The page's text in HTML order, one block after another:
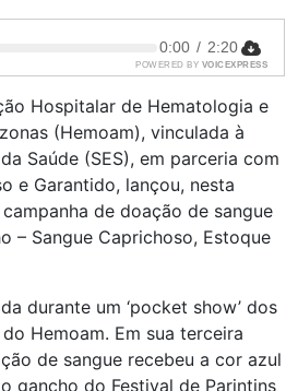
0:00 / 2:20
POWERED BY VOICEXPRESS
Hospitalar de Hematologia e
(Hemoam), vinculada à
Saúde (SES), em parceria com
e Garantido, lançou, nesta
de doação de sangue
– Sangue Caprichoso, Estoque
durante um ‘pocket show’ dos
Hemoam. Em sua terceira
de sangue recebeu a cor azul
gancho do Festival de Parintins